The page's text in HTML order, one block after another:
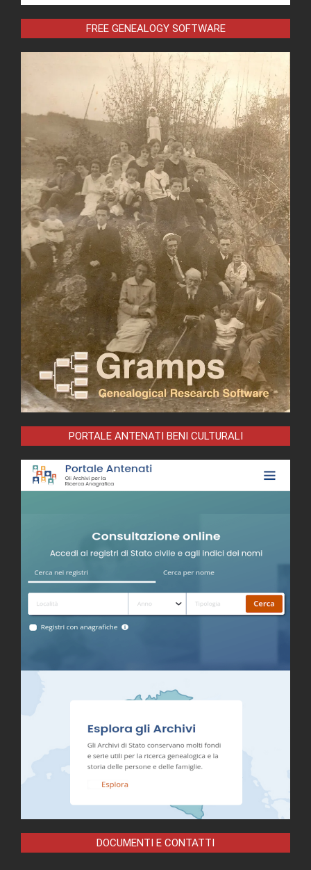
FREE GENEALOGY SOFTWARE
PORTALE ANTENATI BENI CULTURALI
DOCUMENTI E CONTATTI